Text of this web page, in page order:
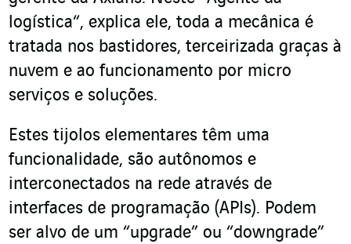
logística“, explica ele, toda a mecânica é
tratada nos bastidores, terceirizada graças à
nuvem e ao funcionamento por micro
serviços e soluções.
Estes tijolos elementares têm uma
funcionalidade, são autônomos e
interconectados na rede através de
interfaces de programação (APIs). Podem
ser alvo de um “upgrade” ou “downgrade”